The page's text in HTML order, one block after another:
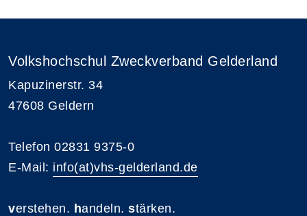
Volkshochschul Zweckverband Gelderland
Kapuzinerstr. 34
47608 Geldern
Telefon 02831 9375-0
E-Mail: info(at)vhs-gelderland.de
verstehen. handeln. stärken.